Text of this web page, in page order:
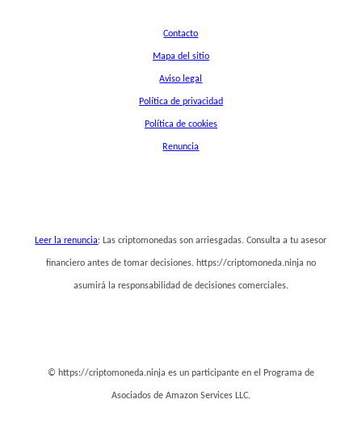
Contacto
Mapa del sitio
Aviso legal
Política de privacidad
Política de cookies
Renuncia
Leer la renuncia: Las criptomonedas son arriesgadas. Consulta a tu asesor
financiero antes de tomar decisiones. https://criptomoneda.ninja no
asumirá la responsabilidad de decisiones comerciales.
© https://criptomoneda.ninja es un participante en el Programa de
Asociados de Amazon Services LLC.